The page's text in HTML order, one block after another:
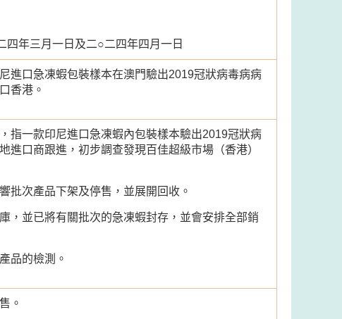
年三月一日及二○二四年四月一日
進口急凍蝦包裝樣本在澳門驗出2019冠狀病毒病病
香港。
指一款印尼進口急凍蝦內包裝樣本驗出2019冠狀病
進口商跟進，初步調查發現百佳超級市場（香港）
批次產品下架及停售，並展開回收。
，並已將有關批次的急凍蝦封存，並會安排全部銷
品的檢測。
。